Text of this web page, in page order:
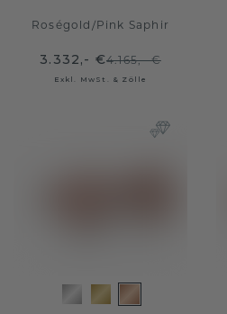
Roségold /Pink Saphir
3.332,- €4.165,- €
Exkl. MwSt. & Zölle